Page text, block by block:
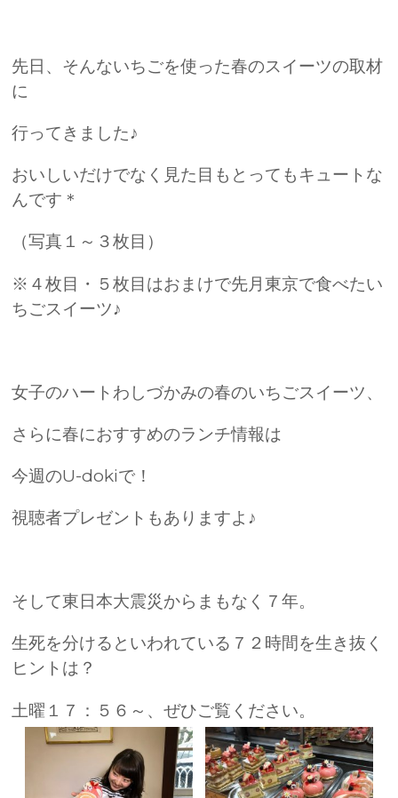
先日、そんないちごを使った春のスイーツの取材
に
行ってきました♪
おいしいだけでなく見た目もとってもキュートな
んです＊
（写真１～３枚目）
※４枚目・５枚目はおまけで先月東京で食べたい
ちごスイーツ♪
女子のハートわしづかみの春のいちごスイーツ、
さらに春におすすめのランチ情報は
今週のU-dokiで！
視聴者プレゼントもありますよ♪
そして東日本大震災からまもなく７年。
生死を分けるといわれている７２時間を生き抜く
ヒントは？
土曜１７：５６～、ぜひご覧ください。